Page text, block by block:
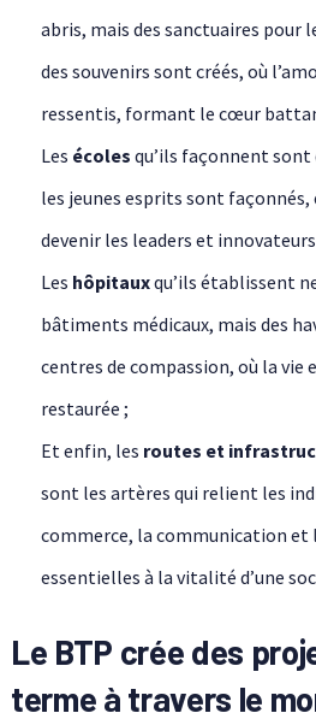
abris, mais des sanctuaires pour
des souvenirs sont créés, où
ressentis, formant le cœur
Les écoles qu’ils façonnent sont
les jeunes esprits sont façonnés,
devenir les leaders et
Les hôpitauxqu’ils établissent
bâtiments médicaux, mais des
centres de compassion, où la vie
restaurée ;
Et enfin, les routes et
sont les artères qui relient les
commerce, la communication et
essentielles à la vitalité d’une
Le BTP crée des
terme à travers le